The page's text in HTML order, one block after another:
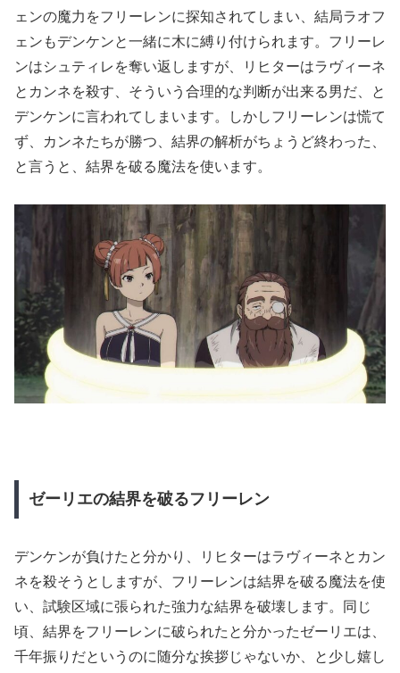
ェンの魔力をフリーレンに探知されてしまい、結局ラオフ
ェンもデンケンと一緒に木に縛り付けられます。フリーレ
ンはシュティレを奪い返しますが、リヒターはラヴィーネ
とカンネを殺す、そういう合理的な判断が出来る男だ、と
デンケンに言われてしまいます。しかしフリーレンは慌て
ず、カンネたちが勝つ、結界の解析がちょうど終わった、
と言うと、結界を破る魔法を使います。
ゼーリエの結界を破るフリーレン
デンケンが負けたと分かり、リヒターはラヴィーネとカン
ネを殺そうとしますが、フリーレンは結界を破る魔法を使
い、試験区域に張られた強力な結界を破壊します。同じ
頃、結界をフリーレンに破られたと分かったゼーリエは、
千年振りだというのに随分な挨拶じゃないか、と少し嬉し